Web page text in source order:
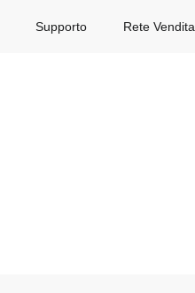
Supporto Rete Vendita